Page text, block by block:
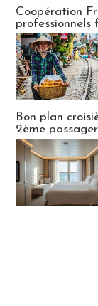
Coopération
professionnels
Bon plan
2ème